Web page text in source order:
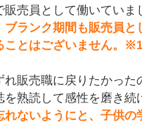
販売員として働いてい
ブランク期間も販売員と
ことはございません。※1
れ販売職に戻りたかった
を熟読して感性を磨き続
れないようにと、子供